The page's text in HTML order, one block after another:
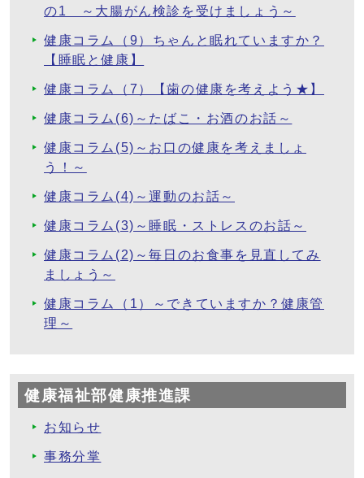
の1 ～大腸がん検診を受けましょう～
健康コラム（9）ちゃんと眠れていますか？
【睡眠と健康】
健康コラム（7）【歯の健康を考えよう★】
健康コラム(6)～たばこ・お酒のお話～
健康コラム(5)～お口の健康を考えましょ
う！～
健康コラム(4)～運動のお話～
健康コラム(3)～睡眠・ストレスのお話～
健康コラム(2)～毎日のお食事を見直してみ
ましょう～
健康コラム（1）～できていますか？健康管
理～
健康福祉部健康推進課
お知らせ
事務分掌